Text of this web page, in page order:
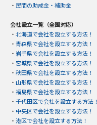
・ 民間の助成金・補助金
会社設立一覧（全国対応）
・ 北海道で会社を設立する方法！
・ 青森県で会社を設立する方法！
・ 岩手県で会社を設立する方法！
・ 宮城県で会社を設立する方法！
・ 秋田県で会社を設立する方法！
・ 山形県で会社を設立する方法！
・ 福島県で会社を設立する方法！
・ 千代田区で会社を設立する方法！
・ 中央区で会社を設立する方法！
・ 港区で会社を設立する方法！